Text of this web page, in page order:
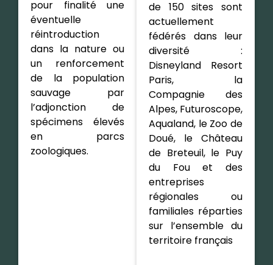
pour finalité une
éventuelle
réintroduction
dans la nature ou
un renforcement
de la population
sauvage par
l’adjonction de
spécimens élevés
en parcs
zoologiques.
de 150 sites sont
actuellement
fédérés dans leur
diversité :
Disneyland Resort
Paris, la
Compagnie des
Alpes, Futuroscope,
Aqualand, le Zoo de
Doué, le Château
de Breteuil, le Puy
du Fou et des
entreprises
régionales ou
familiales réparties
sur l’ensemble du
territoire français